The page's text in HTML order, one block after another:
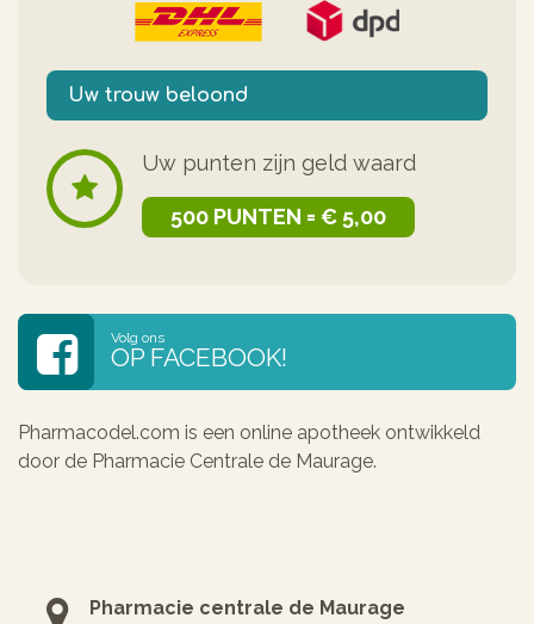
Uw trouw beloond
Uw punten zijn geld waard
500 PUNTEN = € 5,00
Volg ons
OP FACEBOOK!
Pharmacodel.com is een online apotheek ontwikkeld
door de Pharmacie Centrale de Maurage.
Pharmacie centrale de Maurage